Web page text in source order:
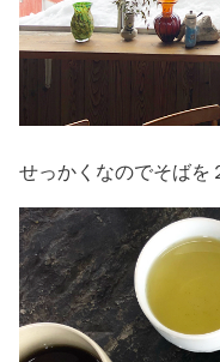
せっかくなのでそばを